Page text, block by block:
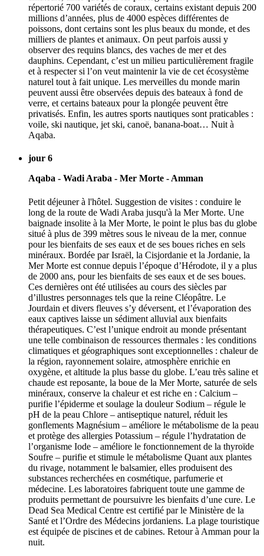
répertorié 700 variétés de coraux, certains existant depuis 200
millions d’années, plus de 4000 espèces différentes de
poissons, dont certains sont les plus beaux du monde, et des
milliers de plantes et animaux. On peut parfois aussi y
observer des requins blancs, des vaches de mer et des
dauphins. Cependant, c’est un milieu particulièrement fragile
et à respecter si l’on veut maintenir la vie de cet écosystème
naturel tout à fait unique. Les merveilles du monde marin
peuvent aussi être observées depuis des bateaux à fond de
verre, et certains bateaux pour la plongée peuvent être
privatisés. Enfin, les autres sports nautiques sont praticables :
voile, ski nautique, jet ski, canoë, banana-boat… Nuit à
Aqaba.
jour 6
Aqaba - Wadi Araba - Mer Morte - Amman
Petit déjeuner à l'hôtel. Suggestion de visites : conduire le
long de la route de Wadi Araba jusqu'à la Mer Morte. Une
baignade insolite à la Mer Morte, le point le plus bas du globe
situé à plus de 399 mètres sous le niveau de la mer, connue
pour les bienfaits de ses eaux et de ses boues riches en sels
minéraux. Bordée par Israël, la Cisjordanie et la Jordanie, la
Mer Morte est connue depuis l’époque d’Hérodote, il y a plus
de 2000 ans, pour les bienfaits de ses eaux et de ses boues.
Ces dernières ont été utilisées au cours des siècles par
d’illustres personnages tels que la reine Cléopâtre. Le
Jourdain et divers fleuves s’y déversent, et l’évaporation des
eaux captives laisse un sédiment alluvial aux bienfaits
thérapeutiques. C’est l’unique endroit au monde présentant
une telle combinaison de ressources thermales : les conditions
climatiques et géographiques sont exceptionnelles : chaleur de
la région, rayonnement solaire, atmosphère enrichie en
oxygène, et altitude la plus basse du globe. L’eau très saline et
chaude est reposante, la boue de la Mer Morte, saturée de sels
minéraux, conserve la chaleur et est riche en : Calcium –
purifie l’épiderme et soulage la douleur Sodium – régule le
pH de la peau Chlore – antiseptique naturel, réduit les
gonflements Magnésium – améliore le métabolisme de la peau
et protège des allergies Potassium – régule l’hydratation de
l’organisme Iode – améliore le fonctionnement de la thyroïde
Soufre – purifie et stimule le métabolisme Quant aux plantes
du rivage, notamment le balsamier, elles produisent des
substances recherchées en cosmétique, parfumerie et
médecine. Les laboratoires fabriquent toute une gamme de
produits permettant de poursuivre les bienfaits d’une cure. Le
Dead Sea Medical Centre est certifié par le Ministère de la
Santé et l’Ordre des Médecins jordaniens. La plage touristique
est équipée de piscines et de cabines. Retour à Amman pour la
nuit.